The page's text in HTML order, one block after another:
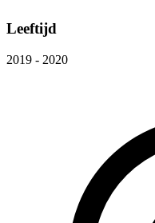
Leeftijd
2019 - 2020